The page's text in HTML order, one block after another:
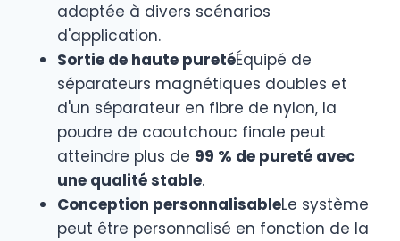
adaptée à divers scénarios
d'application.
Sortie de haute puretéÉquipé de
séparateurs magnétiques doubles et
d'un séparateur en fibre de nylon, la
poudre de caoutchouc finale peut
atteindre plus de 99 % de pureté avec
une qualité stable.
Conception personnalisableLe système
peut être personnalisé en fonction de la